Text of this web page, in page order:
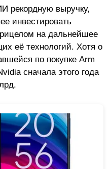
рекордную выручку,
инвестировать
на дальнейшее
её технологий. Хотя о
по покупке Arm
сначала этого года